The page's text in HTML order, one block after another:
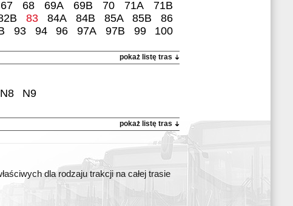
67 68 69A 69B 70 71A
71B
83 84A 84B 85A 85B
86
93 94 96 97A 97B 99
100
pokaż listę tras
N8 N9
pokaż listę tras
dla rodzaju trakcji na całej trasie